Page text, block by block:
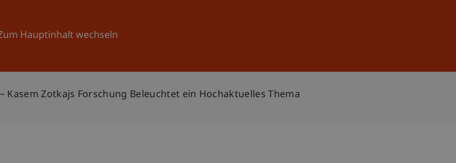
Hauptinhalt wechseln
Universität Aktuelles
Kasem Zotkajs Forschung Beleuchtet ein Hochaktuelles Thema